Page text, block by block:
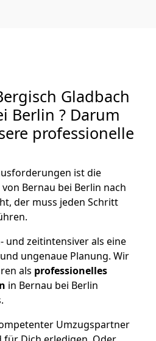
Gladbach
Berlin ? Darum
professionelle
ist die
Bernau bei Berlin nach
der muss jeden Schritt
und zeitintensiver als eine
ungenaue Planung. Wir
als professionelles
in Bernau bei Berlin
Umzugspartner